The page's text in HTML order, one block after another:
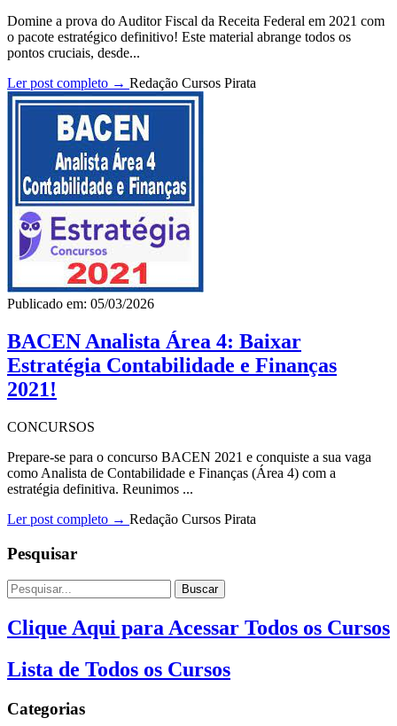
Domine a prova do Auditor Fiscal da Receita Federal em 2021 com
o pacote estratégico definitivo! Este material abrange todos os
pontos cruciais, desde...
Ler post completo → Redação Cursos Pirata
Publicado em: 05/03/2026
BACEN Analista Área 4: Baixar
Estratégia Contabilidade e Finanças
2021!
CONCURSOS
Prepare-se para o concurso BACEN 2021 e conquiste a sua vaga
como Analista de Contabilidade e Finanças (Área 4) com a
estratégia definitiva. Reunimos ...
Ler post completo → Redação Cursos Pirata
Pesquisar
Buscar
Clique Aqui para Acessar Todos os Cursos
Lista de Todos os Cursos
Categorias